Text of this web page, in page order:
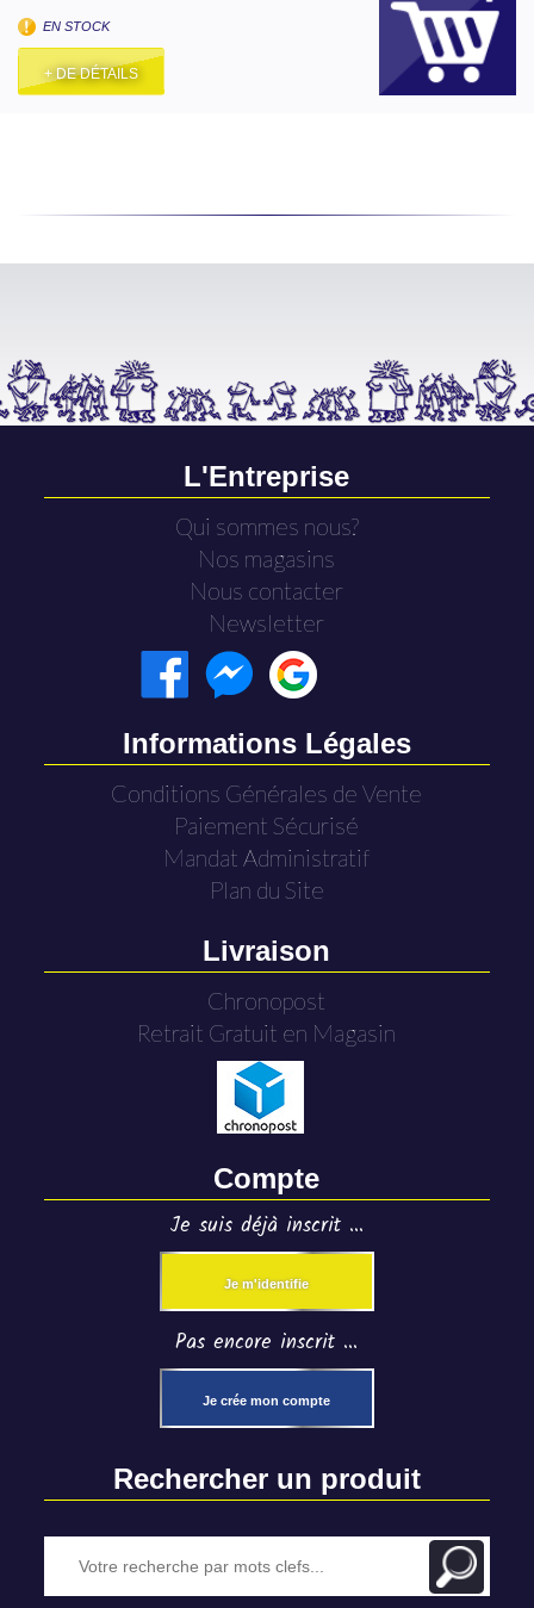
EN STOCK
+ DE DÉTAILS
L'Entreprise
Qui sommes nous?
Nos magasins
Nous contacter
Newsletter
Informations Légales
Conditions Générales de Vente
Paiement Sécurisé
Mandat Administratif
Plan du Site
Livraison
Chronopost
Retrait Gratuit en Magasin
Compte
Je suis déjà inscrit ...
Je m'identifie
Pas encore inscrit ...
Je crée mon compte
Rechercher un produit